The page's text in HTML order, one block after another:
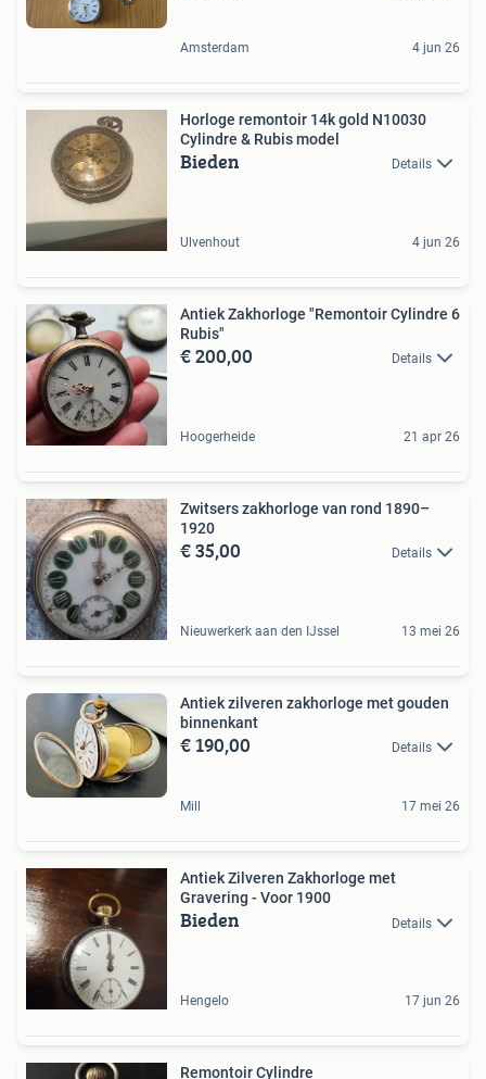
Amsterdam 4 jun 26
Horloge remontoir 14k gold N10030
Cylindre & Rubis model
Bieden Details
Ulvenhout 4 jun 26
Antiek Zakhorloge "Remontoir Cylindre 6
Rubis"
€ 200,00 Details
Hoogerheide 21 apr 26
Zwitsers zakhorloge van rond 1890–
1920
€ 35,00 Details
Nieuwerkerk aan den IJssel 13 mei 26
Antiek zilveren zakhorloge met gouden
binnenkant
€ 190,00 Details
Mill 17 mei 26
Antiek Zilveren Zakhorloge met
Gravering - Voor 1900
Bieden Details
Hengelo 17 jun 26
Remontoir Cylindre